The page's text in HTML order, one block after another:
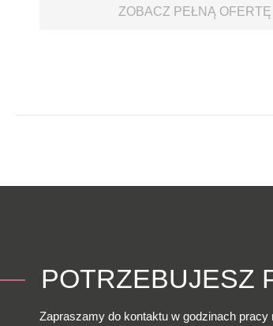
ZOBACZ PEŁNĄ OFERTĘ
POTRZEBUJESZ
Zapraszamy do kontaktu w godzinach